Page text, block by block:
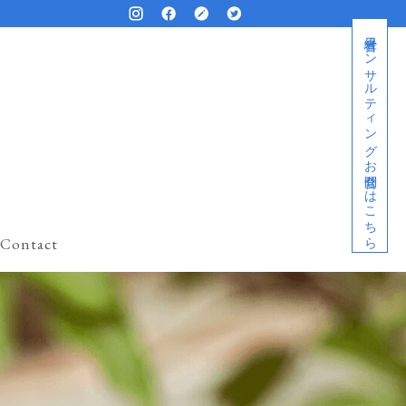
経営者コンサルティングお問合せはこちら
Contact